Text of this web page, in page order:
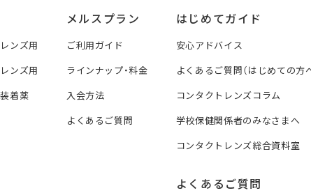
ンズ用
ンズ用
着薬
メルスプラン
ご利用ガイド
ラインナップ・料金
入会方法
よくあるご質問
はじめてガイド
安心アドバイス
よくあるご質問（はじめての方へ
コンタクトレンズコラム
学校保健関係者のみなさまへ
コンタクトレンズ総合資料室
よくあるご質問